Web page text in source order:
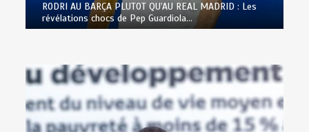
RODRI AU BARÇA PLUTOT QU’AU REAL MADRID : Les
révélations chocs de Pep Guardiola…